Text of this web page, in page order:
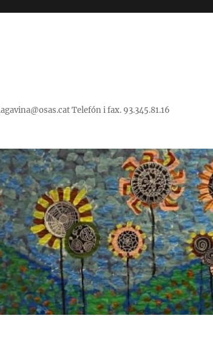
Telefón i fax. 93.345.81.16